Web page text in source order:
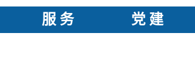
服 务 党 建